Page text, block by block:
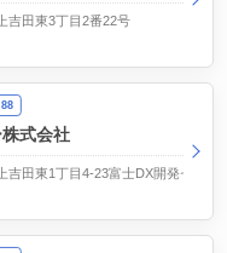
吉田東3丁目2番22号
式会社
吉田東1丁目4-23富士DX開発センター